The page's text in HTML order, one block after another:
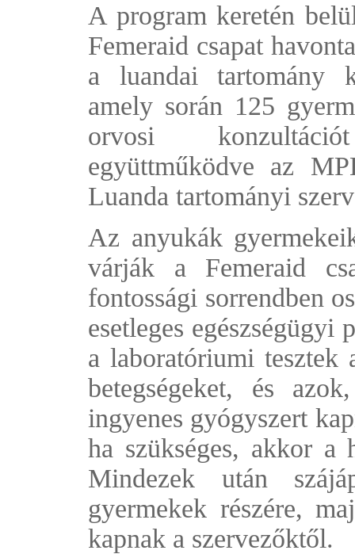
A program keretén
Femeraid csapat
a luandai tartomány
amely során 125
orvosi
együttműködve az
Luanda tartományi
Az anyukák
várják a Femeraid
fontossági sorrendben
esetleges
a laboratóriumi tesztek
betegségeket, és
ingyenes gyógyszert
ha szükséges, akkor
Mindezek után
gyermekek részére,
kapnak a szervezőktől.